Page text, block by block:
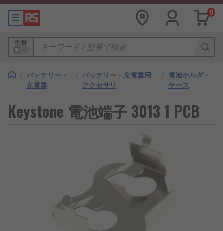
0
型番
/ バッテリー・
充電器
/ バッテリー・充電器用
アクセサリ
/ 電池ホルダ・
ケース
Keystone 電池端子 3013 1 PCB